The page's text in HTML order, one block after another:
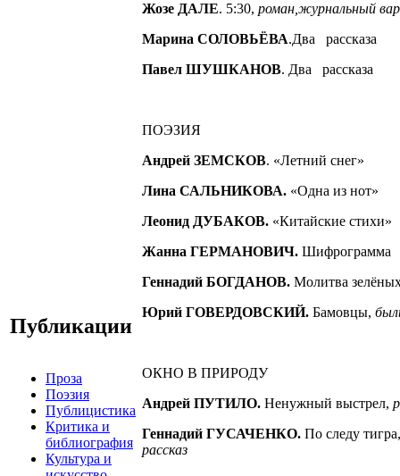
Публикации
Проза
Поэзия
Публицистика
Критика и
библиография
Культура и
Жозе ДАЛЕ. 5:30, роман,журнальный
Марина СОЛОВЬЁВА.Два рассказа
Павел ШУШКАНОВ. Два рассказа
ПОЭЗИЯ
Андрей ЗЕМСКОВ. «Летний снег»
Лина САЛЬНИКОВА. «Одна из нот»
Леонид ДУБАКОВ. «Китайские стихи»
Жанна ГЕРМАНОВИЧ. Шифрограмма
Геннадий БОГДАНОВ. Молитва
Юрий ГОВЕРДОВСКИЙ. Бамовцы,
ОКНО В ПРИРОДУ
Андрей ПУТИЛО. Ненужный выстрел,
Геннадий ГУСАЧЕНКО. По следу
рассказ